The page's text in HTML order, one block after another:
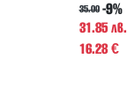
35.00 -9%
31.85 лв.
16.28€